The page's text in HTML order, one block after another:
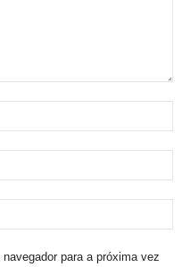
para a próxima vez